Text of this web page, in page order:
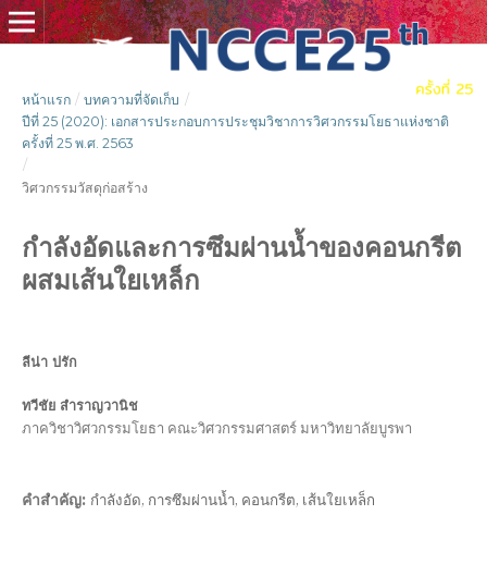
หน้าแรก / บทความที่จัดเก็บ /
ปีที่ 25 (2020): เอกสารประกอบการประชุมวิชาการวิศวกรรมโยธาแห่งชาติ
ครั้งที่ 25 พ.ศ. 2563
/
วิศวกรรมวัสดุก่อสร้าง
กำลังอัดและการซึมผ่านน้ำของคอนกรีต
ผสมเส้นใยเหล็ก
ลีน่า ปรัก
ทวีชัย สำราญวานิช
ภาควิชาวิศวกรรมโยธา คณะวิศวกรรมศาสตร์ มหาวิทยาลัยบูรพา
คำสำคัญ: กำลังอัด, การซึมผ่านน้ำ, คอนกรีต, เส้นใยเหล็ก